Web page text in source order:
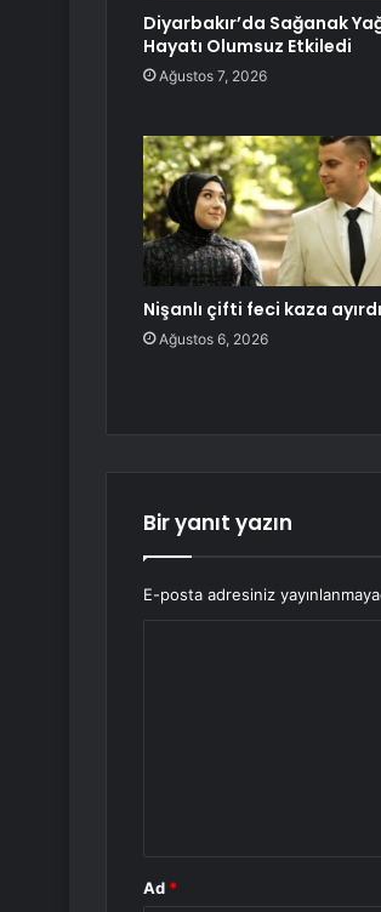
Diyarbakır’da Sağanak
Hayatı Olumsuz Etkiledi
Ağustos 7, 2026
Nişanlı çifti feci kaza ayırdı
Ağustos 6, 2026
Bir yanıt yazın
E-posta adresiniz
Ad *